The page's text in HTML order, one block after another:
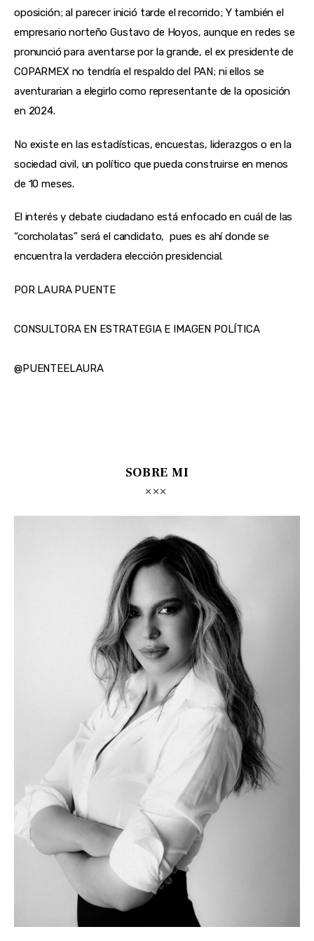
oposición; al parecer inició tarde el recorrido; Y también el
empresario norteño Gustavo de Hoyos, aunque en redes se
pronunció para aventarse por la grande, el ex presidente de
COPARMEX no tendría el respaldo del PAN; ni ellos se
aventurarian a elegirlo como representante de la oposición
en 2024.
No existe en las estadísticas, encuestas, liderazgos o en la
sociedad civil, un político que pueda construirse en menos
de 10 meses.
El interés y debate ciudadano está enfocado en cuál de las
“corcholatas” será el candidato,  pues es ahí donde se
encuentra la verdadera elección presidencial.
POR LAURA PUENTE
CONSULTORA EN ESTRATEGIA E IMAGEN POLÍTICA
@PUENTEELAURA
SOBRE MI